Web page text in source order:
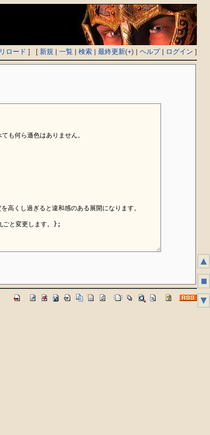
リロード ] [ 新規 |一覧 |検索 |最終更新(+) |ヘルプ| ログイン ]
▲
■
▼